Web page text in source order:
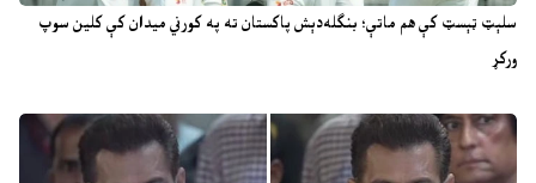
سلېټ ټېسټ کې هم ماتې؛ بنګله‌دېش پاکستان ته په کورني میدان کې کلین سوپ
ورکړ